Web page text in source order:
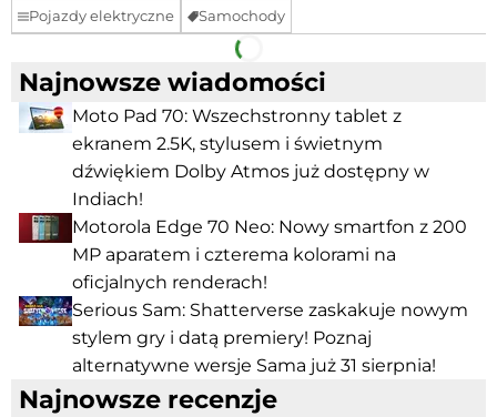
Pojazdy elektryczne Samochody
Facebook Telegram
Najnowsze wiadomości
Moto Pad 70: Wszechstronny tablet z
ekranem 2.5K, stylusem i świetnym
dźwiękiem Dolby Atmos już dostępny w
Indiach!
Motorola Edge 70 Neo: Nowy smartfon z 200
MP aparatem i czterema kolorami na
oficjalnych renderach!
Serious Sam: Shatterverse zaskakuje nowym
stylem gry i datą premiery! Poznaj
alternatywne wersje Sama już 31 sierpnia!
Najnowsze recenzje